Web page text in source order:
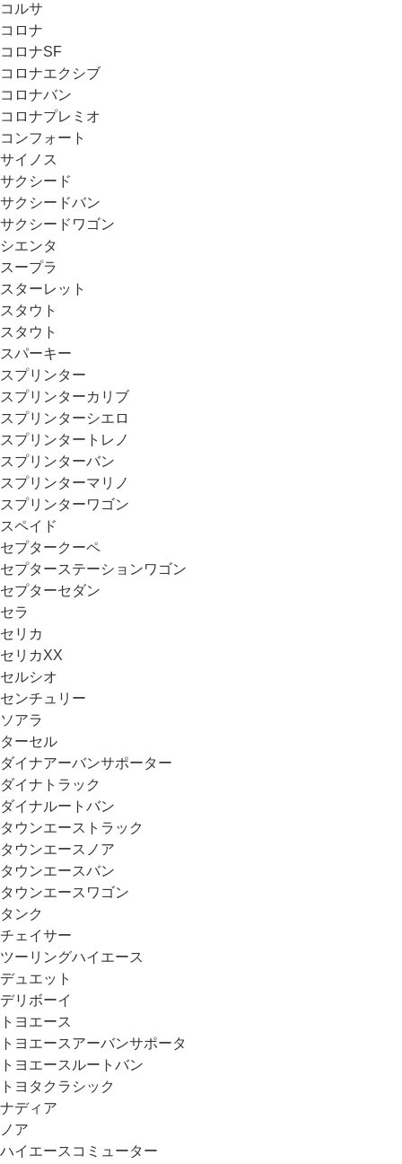
コルサ
コロナ
コロナSF
コロナエクシブ
コロナバン
コロナプレミオ
コンフォート
サイノス
サクシード
サクシードバン
サクシードワゴン
シエンタ
スープラ
スターレット
スタウト
スタウト
スパーキー
スプリンター
スプリンターカリブ
スプリンターシエロ
スプリンタートレノ
スプリンターバン
スプリンターマリノ
スプリンターワゴン
スペイド
セプタークーペ
セプターステーションワゴン
セプターセダン
セラ
セリカ
セリカXX
セルシオ
センチュリー
ソアラ
ターセル
ダイナアーバンサポーター
ダイナトラック
ダイナルートバン
タウンエーストラック
タウンエースノア
タウンエースバン
タウンエースワゴン
タンク
チェイサー
ツーリングハイエース
デュエット
デリボーイ
トヨエース
トヨエースアーバンサポータ
トヨエースルートバン
トヨタクラシック
ナディア
ノア
ハイエースコミューター